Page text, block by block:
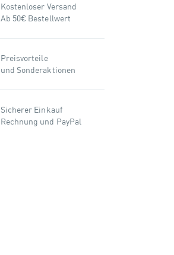
Kostenloser Versand
Ab 50€ Bestellwert
Preisvorteile
und Sonderaktionen
Sicherer Einkauf
Rechnung und PayPal